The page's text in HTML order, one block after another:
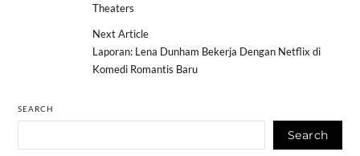
Theaters
Next Article
Laporan: Lena Dunham Bekerja Dengan Netflix di
Komedi Romantis Baru
SEARCH
Search